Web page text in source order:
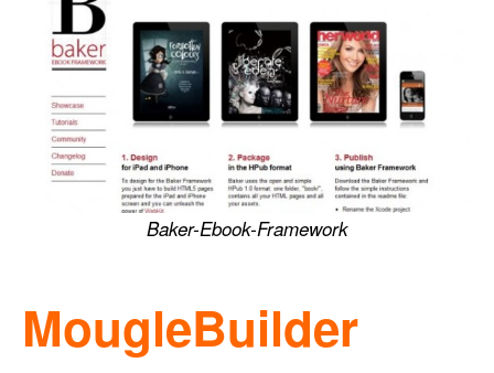
Baker-Ebook-Framework
MougleBuilder